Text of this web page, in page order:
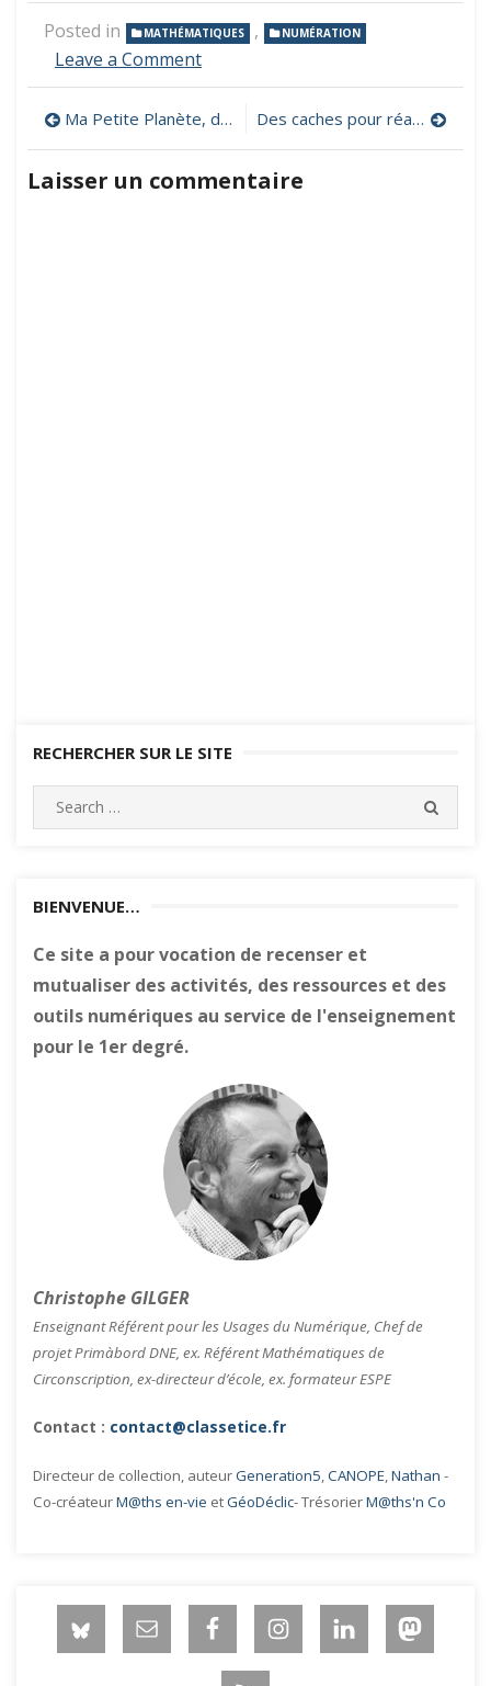
Posted in MATHÉMATIQUES , NUMÉRATION
Leave a Commenton
logiciel
pour
travailler
la
Navigation
de
l’article
Ma Petite Planète, des défis à relever avec vos élèves ! Des caches pour réaliser des puzzles
Laisser un commentaire
RECHERCHER SUR LE SITE
Search
for:
BIENVENUE…
Ce site a pour vocation de recenser et
mutualiser des activités, des ressources et des
outils numériques au service de l'enseignement
pour le 1er degré.
Christophe GILGER
Enseignant Référent pour les Usages du Numérique, Chef de
projet Primàbord DNE, ex. Référent Mathématiques de
Circonscription, ex-directeur d’école, ex. formateur ESPE
Contact : contact@classetice.fr
Directeur de collection, auteurGeneration5,CANOPE,Nathan -
Co-créateurM@ths en-vie etGéoDéclic- TrésorierM@ths'n Co